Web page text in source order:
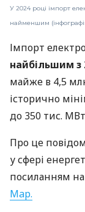
У 2024 році імпорт
найменшим
Імпорт
найбільшим з
майже в 4,5
історично
до 350 тис.
Про це
у сфері
посиланням
Map.